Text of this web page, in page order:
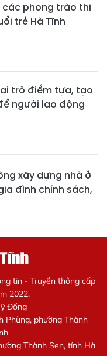
phong trào thi
trẻ Hà Tĩnh
trò điểm tựa, tạo
người lao động
xây dựng nhà ở
đình chính sách,
tin - Truyền thông cấp
2022.
Đống
Phùng, phường Thành
Thành Sen, tỉnh Hà